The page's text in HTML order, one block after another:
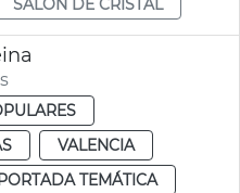
VALENCIA
TEMÁTICA